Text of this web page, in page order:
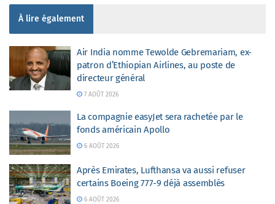
À lire également
Air India nomme Tewolde Gebremariam, ex-
patron d’Ethiopian Airlines, au poste de
directeur général
7 AOÛT 2026
La compagnie easyJet sera rachetée par le
fonds américain Apollo
6 AOÛT 2026
Après Emirates, Lufthansa va aussi refuser
certains Boeing 777-9 déjà assemblés
6 AOÛT 2026